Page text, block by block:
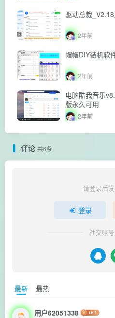
驱动总裁
2年前
帽帽DIY装机软
2年前
电脑酷我音乐
版永久可用
2年前
评论 共6条
请登录后
登录
社交账
最新 最热
用户62051338